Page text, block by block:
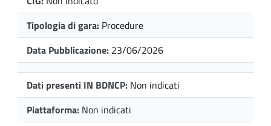
Tipologia di gara: Procedure
Data Pubblicazione: 23/06/2026
Dati presenti IN BDNCP: Non indicati
Piattaforma: Non indicati